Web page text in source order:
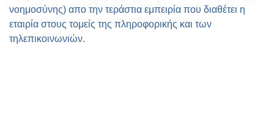
νοημοσύνης) απο την τεράστια εμπειρία που διαθέτει η
εταιρία στους τομείς της πληροφορικής και των
τηλεπικοινωνιών.